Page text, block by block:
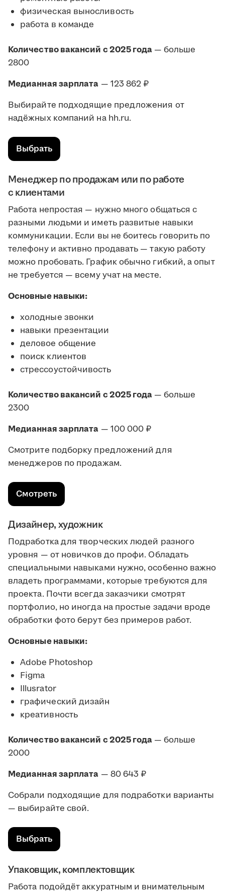
физическая выносливость
работа в команде
Количество вакансий с 2025 года — больше
2800
Медианная зарплата — 123 862 ₽
Выбирайте подходящие предложения от
надёжных компаний на hh.ru.
Выбрать
Менеджер по продажам или по работе
с клиентами
Работа непростая — нужно много общаться с
разными людьми и иметь развитые навыки
коммуникации. Если вы не боитесь говорить по
телефону и активно продавать — такую работу
можно пробовать. График обычно гибкий, а опыт
не требуется — всему учат на месте.
Основные навыки:
холодные звонки
навыки презентации
деловое общение
поиск клиентов
стрессоустойчивость
Количество вакансий с 2025 года — больше
2300
Медианная зарплата — 100 000 ₽
Смотрите подборку предложений для
менеджеров по продажам.
Смотреть
Дизайнер, художник
Подработка для творческих людей разного
уровня — от новичков до профи. Обладать
специальными навыками нужно, особенно важно
владеть программами, которые требуются для
проекта. Почти всегда заказчики смотрят
портфолио, но иногда на простые задачи вроде
обработки фото берут без примеров работ.
Основные навыки:
Adobe Photoshop
Figma
Illusrator
графический дизайн
креативность
Количество вакансий с 2025 года — больше
2000
Медианная зарплата — 80 643 ₽
Собрали подходящие для подработки варианты
— выбирайте свой.
Выбрать
Упаковщик, комплектовщик
Работа подойдёт аккуратным и внимательным